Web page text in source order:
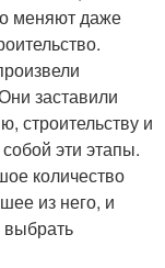
меняют даже
заставили
строительству и
эти этапы.
количество
из него, и